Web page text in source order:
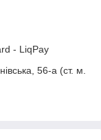
- LiqPay
56-а (ст. м.